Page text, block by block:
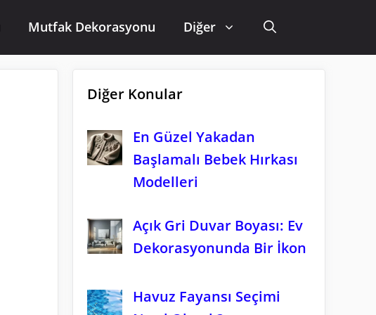
Mutfak Dekorasyonu Diğer
Diğer Konular
En Güzel Yakadan
Başlamalı Bebek Hırkası
Modelleri
Açık Gri Duvar Boyası: Ev
Dekorasyonunda Bir İkon
Havuz Fayansı Seçimi